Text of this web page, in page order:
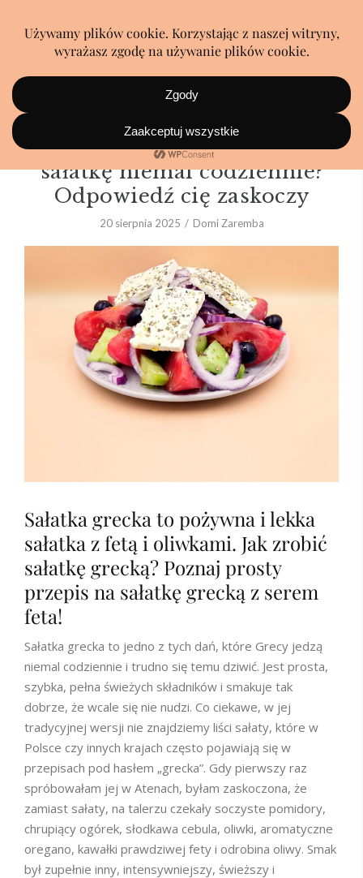
Dlaczego Grecy jedzą tę
sałatkę niemal codziennie?
Odpowiedź cię zaskoczy
20 sierpnia 2025 Domi Zaremba
Sałatka grecka to pożywna i lekka
sałatka z fetą i oliwkami. Jak zrobić
sałatkę grecką? Poznaj prosty
przepis na sałatkę grecką z serem
feta!
Sałatka grecka to jedno z tych dań, które Grecy jedzą
niemal codziennie i trudno się temu dziwić. Jest prosta,
szybka, pełna świeżych składników i smakuje tak
dobrze, że wcale się nie nudzi. Co ciekawe, w jej
tradycyjnej wersji nie znajdziemy liści sałaty, które w
Polsce czy innych krajach często pojawiają się w
przepisach pod hasłem „grecka”. Gdy pierwszy raz
spróbowałam jej w Atenach, byłam zaskoczona, że
zamiast sałaty, na talerzu czekały soczyste pomidory,
chrupiący ogórek, słodkawa cebula, oliwki, aromatyczne
oregano, kawałki prawdziwej fety i odrobina oliwy. Smak
był zupełnie inny, intensywniejszy, świeższy i